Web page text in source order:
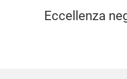
Eccellenza